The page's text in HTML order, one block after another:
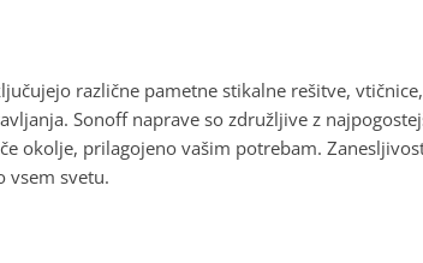
različne pametne stikalne rešitve,
Sonoff naprave so združljive z
okolje, prilagojeno vašim potrebam.
vsem svetu.